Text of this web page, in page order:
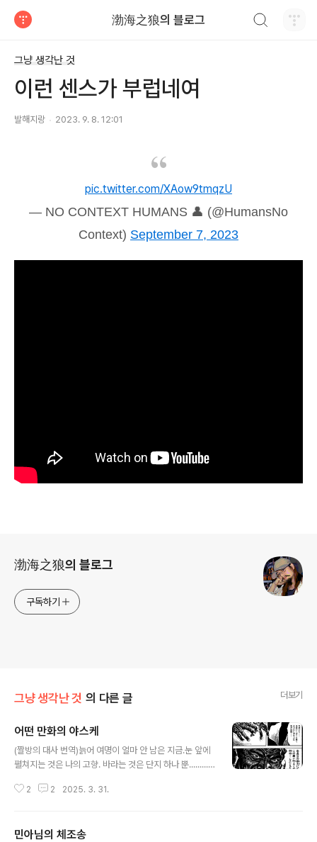
渤海之狼의 블로그
그냥 생각난 것
이런 센스가 부럽네여
발해지랑 2023. 9. 8. 12:01
pic.twitter.com/XAow9tmqzU
— NO CONTEXT HUMANS 👤 (@HumansNo
Context) September 7, 2023
渤海之狼의 블로그
구독하기
그냥 생각난 것 의 다른 글 더보기
어떤 만화의 야스케
(짤방의 대사 번역)늙어 여명이 얼마 안 남은 지금.눈 앞에
펼쳐지는 것은 나의 고향. 바라는 것은 단지 하나 뿐.........
다나가 공의 힘으로이 소원을 들어주십시오.부디! 부디!! =
죠우 노리오南條範夫의 소설 스루가성 어전시합駿河城
2 2 2025. 3. 31.
민아님의 체조송